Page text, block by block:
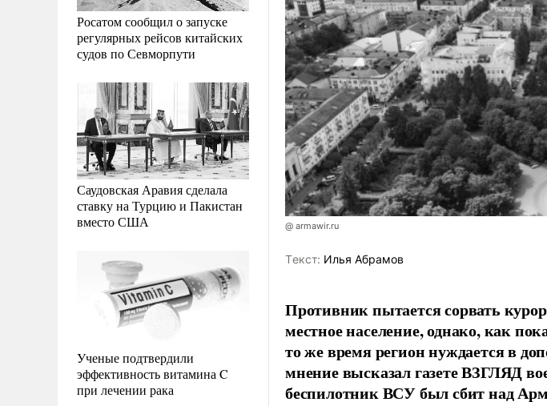
Росатом сообщил о запуске
регулярных рейсов китайских
судов по Севморпути
Саудовская Аравия сделала
ставку на Турцию и Пакистан
вместо США
Ученые подтвердили
эффективность витамина C
при лечении рака
@ armawir.ru
Tекст: Илья Абрамов
Противник пытается сорвать
местное население, однако, как
то же время регион нуждается в
мнение высказал газете ВЗГЛЯД
беспилотник ВСУ был сбит над